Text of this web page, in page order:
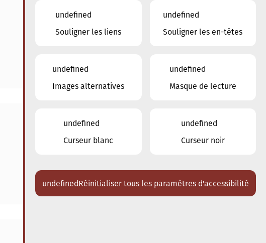
Restaurant FeVi Bosque
undefined
Souligner les liens
undefined
Souligner les en-têtes
undefined
Images alternatives
undefined
Masque de lecture
undefined
Curseur blanc
undefined
Curseur noir
undefinedRéinitialiser tous les paramètres d'accessibilité